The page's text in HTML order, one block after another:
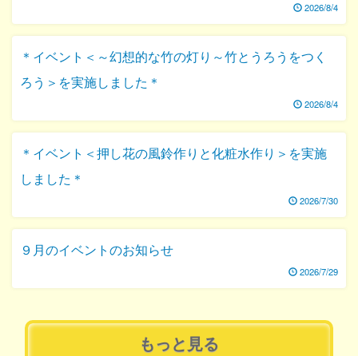
2026/8/4
＊イベント＜～幻想的な竹の灯り～竹とうろうをつく
ろう＞を実施しました＊
2026/8/4
＊イベント＜押し花の風鈴作りと化粧水作り＞を実施
しました＊
2026/7/30
９月のイベントのお知らせ
2026/7/29
もっと見る